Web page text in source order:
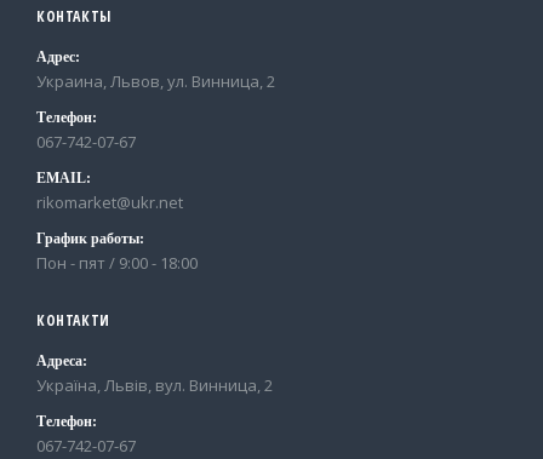
КОНТАКТЫ
Адрес:
Украина, Львов, ул. Винница, 2
Телефон:
067-742-07-67
EMAIL:
rikomarket@ukr.net
График работы:
Пон - пят / 9:00 - 18:00
КОНТАКТИ
Адреса:
Україна, Львів, вул. Винница, 2
Телефон:
067-742-07-67